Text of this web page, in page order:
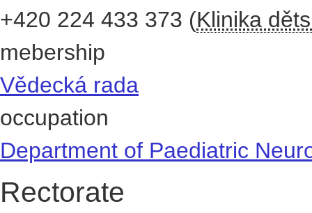
+420 224 433 373 (Klinika
mebership
Vědecká rada
occupation
Department of Paediatric
Rectorate